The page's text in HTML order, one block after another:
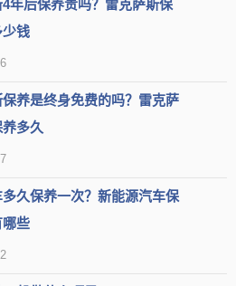
保养期间，基本4.8个月就保养一次，最
这样在达到规定期限或者公里数的时候
友反映，免费保养是不包含清洗项目
缸内积碳等清洗都是收费的，很多时候
做收费项目，因为这些是他们高提成的
年后保养贵吗？雷克萨斯保
钱
养是终身免费的吗？雷克萨
多久
久保养一次？新能源汽车保
些